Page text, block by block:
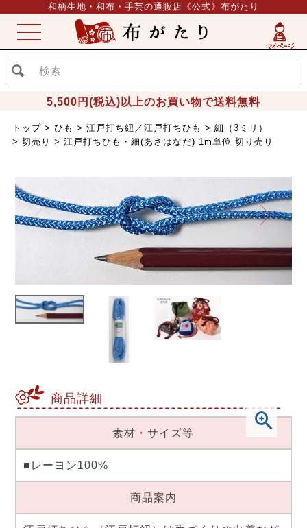
和柄生地・和布・手芸の通販店《公式》布がたり
5,500円(税込)以上のお買い物で送料無料
ME
NU
トップ ひも 江戸打ち紐／江戸打ちひも
細（3ミリ）
切売り
江戸打ちひも・細(あさはなだ) 1m単位 切り売り
商品詳細
素材・サイズ等
■レーヨン100%
商品案内